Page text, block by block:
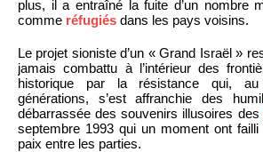
plus, il a entraîné la fuite d’un nombre
comme réfugiés dans les pays voisins.
Le projet sioniste d’un « Grand Israël »
jamais combattu à l’intérieur des
historique par la résistance qui,
générations, s’est affranchie des
débarrassée des souvenirs illusoires des
septembre 1993 qui un moment ont
paix entre les parties.